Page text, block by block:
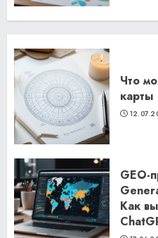
Что
карты
GEO-
Как